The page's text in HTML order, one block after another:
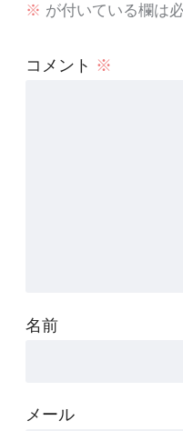
※ が付いている欄は
コメント ※
名前
メール